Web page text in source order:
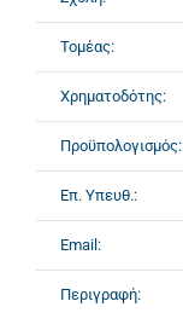
Τομέας:
Χρηματοδότης:
Προϋπολογισμός:
Επ. Υπευθ.:
Email:
Περιγραφή: